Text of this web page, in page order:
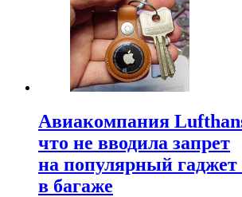
Авиакомпания
что не вводила запрет
на популярный гаджет
в багаже